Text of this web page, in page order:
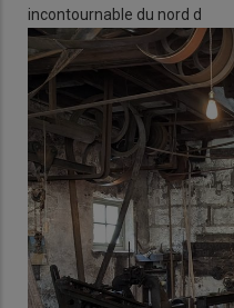
incontournable du nord d